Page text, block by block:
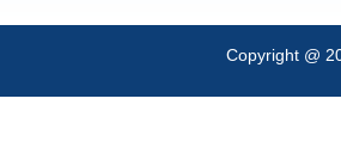
Copyright @